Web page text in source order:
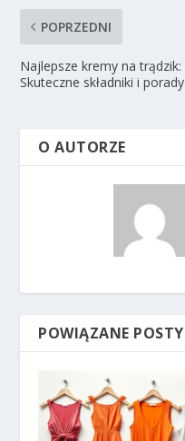
POPRZEDNI
Najlepsze kremy na trądzik:
Skuteczne składniki i porady
O AUTORZE
POWIĄZANE POSTY